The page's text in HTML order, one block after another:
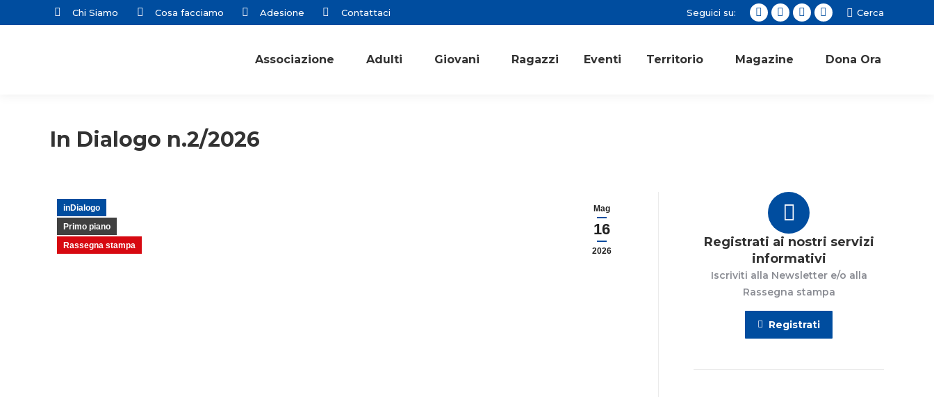
Chi Siamo Cosa facciamo Adesione Contattaci Seguici su:
Facebook
opens
Twitter
opens
Instagram
opens
YouTube
opens
Cerca:
Cerca
Associazione Adulti Giovani Ragazzi Eventi Territorio Magazine Dona Ora
In Dialogo n.2/2026
Mag
16
2026
inDialogo
Primo piano
Rassegna stampa
Registrati ai nostri servizi
informativi
Iscriviti alla Newsletter e/o alla
Rassegna stampa
Registrati